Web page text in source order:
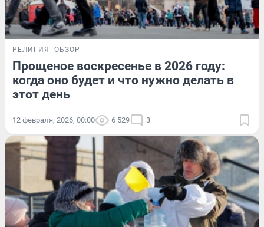
РЕЛИГИЯ ОБЗОР
Прощеное воскресенье в 2026 году:
когда оно будет и что нужно делать в
этот день
12 февраля, 2026, 00:00 6 529 3